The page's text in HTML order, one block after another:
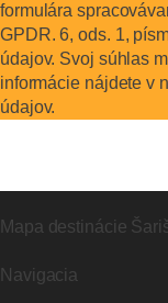
formulára
GPDR. 6, ods. 1,
údajov. Svoj súhlas
informácie nájdete v
údajov.
Mapa destinácie
Navigacia